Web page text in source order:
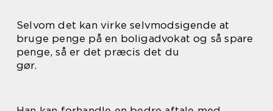
Selvom det kan virke selvmodsigende at
bruge penge på en boligadvokat og så spare
penge, så er det præcis det du
gør.